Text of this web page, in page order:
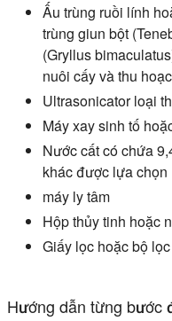
Ấu trùng ruồi lính
trùng giun bột
(Gryllus
nuôi cấy và thu
Ultrasonicator loại
Máy xay sinh tố
Nước cất có chứa
khác được lựa chọn
máy ly tâm
Hộp thủy tinh hoặc
Giấy lọc hoặc bộ
Hướng dẫn từng bước